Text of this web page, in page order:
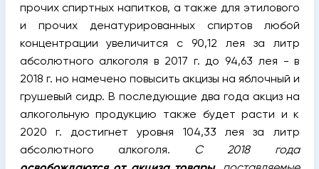
прочих спиртных напитков, а также для этилового
и прочих денатурированных спиртов любой
концентрации увеличится с 90,12 лея за литр
абсолютного алкоголя в 2017 г. до 94,63 лея - в
2018 г. но намечено повысить акцизы на яблочный и
грушевый сидр. В последующие два года акциз на
алкогольную продукцию также будет расти и к
2020 г. достигнет уровня 104,33 лея за литр
абсолютного алкоголя. С 2018 года